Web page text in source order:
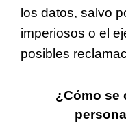
los datos, salvo
imperiosos o el
posibles
¿Cómo se